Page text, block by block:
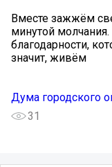
Вместе зажжём
минутой
благодарности,
значит, живём
Дума городского
31